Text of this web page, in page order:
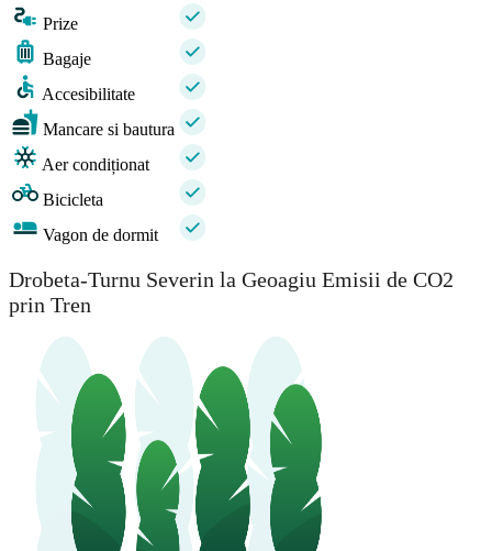
Prize
Bagaje
Accesibilitate
Mancare si bautura
Aer condiționat
Bicicleta
Vagon de dormit
Drobeta-Turnu Severin la Geoagiu Emisii de CO2
prin Tren